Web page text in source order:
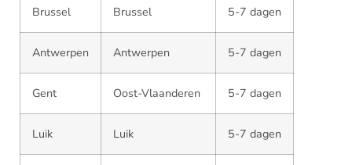
Brussel Brussel 5-7 dagen
Antwerpen Antwerpen 5-7 dagen
Gent Oost-Vlaanderen 5-7 dagen
Luik Luik 5-7 dagen